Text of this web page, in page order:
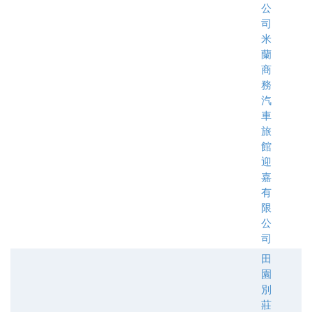
公
司
米
蘭
商
務
汽
車
旅
館
迎
嘉
有
限
公
司
田
園
別
莊